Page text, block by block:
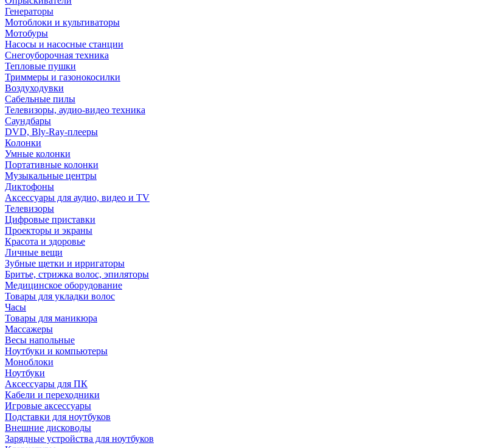
Генераторы
Мотоблоки и культиваторы
Мотобуры
Насосы и насосные станции
Снегоуборочная техника
Тепловые пушки
Триммеры и газонокосилки
Воздуходувки
Сабельные пилы
Телевизоры, аудио-видео техника
Саундбары
DVD, Bly-Ray-плееры
Колонки
Умные колонки
Портативные колонки
Музыкальные центры
Диктофоны
Аксессуары для аудио, видео и TV
Телевизоры
Цифровые приставки
Проекторы и экраны
Красота и здоровье
Личные вещи
Зубные щетки и ирригаторы
Бритье, стрижка волос, эпиляторы
Медицинское оборудование
Товары для укладки волос
Часы
Товары для маникюра
Массажеры
Весы напольные
Ноутбуки и компьютеры
Моноблоки
Ноутбуки
Аксессуары для ПК
Кабели и переходники
Игровые аксессуары
Подставки для ноутбуков
Внешние дисководы
Зарядные устройства для ноутбуков